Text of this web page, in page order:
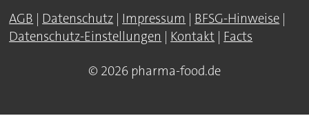
AGB Datenschutz Impressum BFSG-Hinweise
Datenschutz-Einstellungen
Kontakt Facts
© 2026 pharma-food.de